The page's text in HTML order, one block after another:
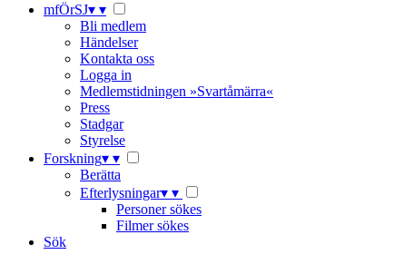
mfÖrSJ▾ ▾
Bli medlem
Händelser
Kontakta oss
Logga in
Medlemstidningen »Svartåmärra«
Press
Stadgar
Styrelse
Forskning▾ ▾
Berätta
Efterlysningar▾ ▾
Personer sökes
Filmer sökes
Sök